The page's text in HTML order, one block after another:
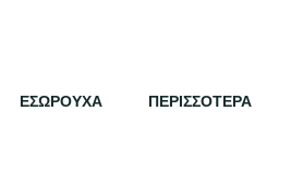
ΕΣΩΡΟΥΧΑ ΠΕΡΙΣΣΟΤΕΡΑ